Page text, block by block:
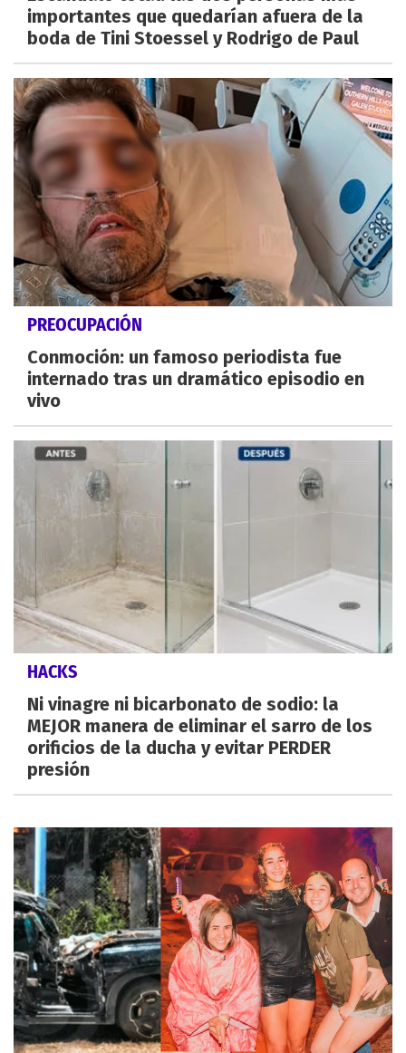
importantes que quedarían afuera de la
boda de Tini Stoessel y Rodrigo de Paul
PREOCUPACIÓN
Conmoción: un famoso periodista fue
internado tras un dramático episodio en
vivo
HACKS
Ni vinagre ni bicarbonato de sodio: la
MEJOR manera de eliminar el sarro de los
orificios de la ducha y evitar PERDER
presión